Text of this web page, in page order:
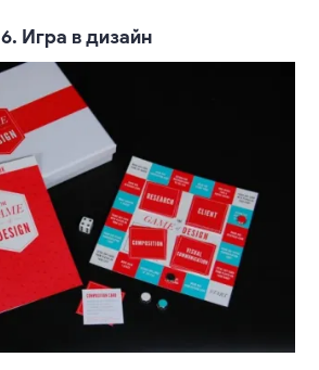
6. Игра в дизайн